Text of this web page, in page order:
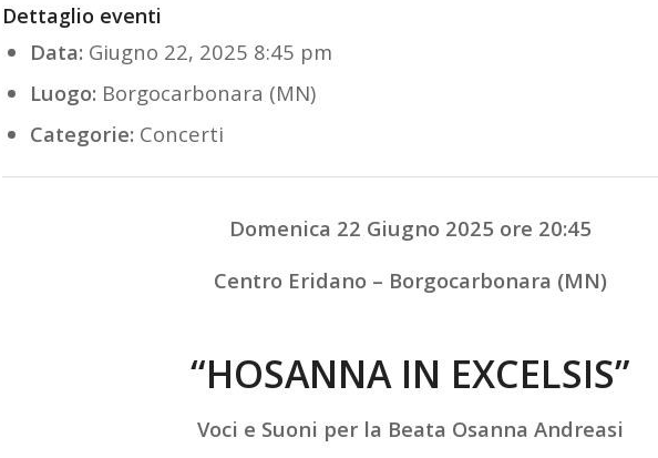
Dettaglio eventi
Data: Giugno 22, 2025 8:45 pm
Luogo: Borgocarbonara (MN)
Categorie: Concerti
Domenica 22 Giugno 2025 ore 20:45
Centro Eridano – Borgocarbonara (MN)
“HOSANNA IN EXCELSIS”
Voci e Suoni per la Beata Osanna Andreasi